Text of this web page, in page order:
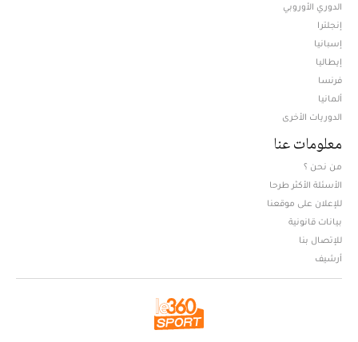
الدوري الأوروبي
إنجلترا
إسبانيا
إيطاليا
فرنسا
ألمانيا
الدوريات الأخرى
معلومات عنا
من نحن ؟
الأسئلة الأكثر طرحا
للإعلان على موقعنا
بيانات قانونية
للإتصال بنا
أرشيف